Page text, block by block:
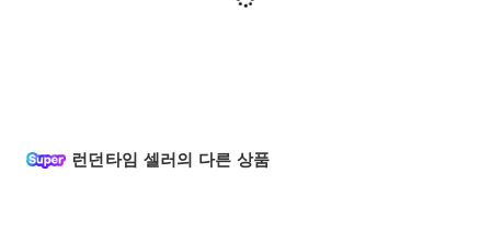
런던타임 셀러의 다른 상품